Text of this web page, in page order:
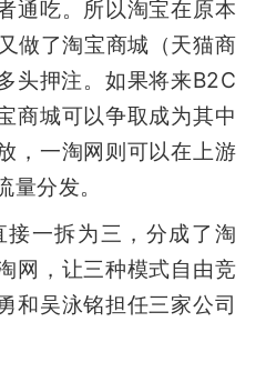
通吃。所以淘宝在原本
做了淘宝商城（天猫商
头押注。如果将来B2C
商城可以争取成为其中
，一淘网则可以在上游
分发。
一拆为三，分成了淘
网，让三种模式自由竞
和吴泳铭担任三家公司